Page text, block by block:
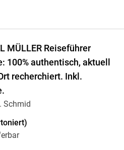
MÜLLER Reiseführer
100% authentisch, aktuell
recherchiert. Inkl.
Schmid